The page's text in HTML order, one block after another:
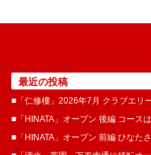
最近の投稿
■「仁修樓」2026年7月 クラブエリ
■「HINATA」オープン 後編 コース
■「HINATA」オープン 前編 ひなた